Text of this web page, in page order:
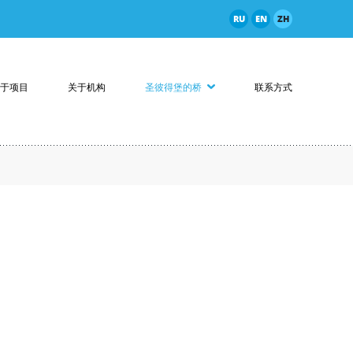
RU EN ZH
项目 关于机构 圣彼得堡的桥 联系方式